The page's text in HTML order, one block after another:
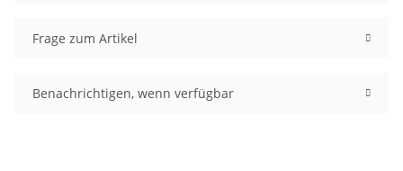
Frage zum Artikel
Benachrichtigen, wenn verfügbar